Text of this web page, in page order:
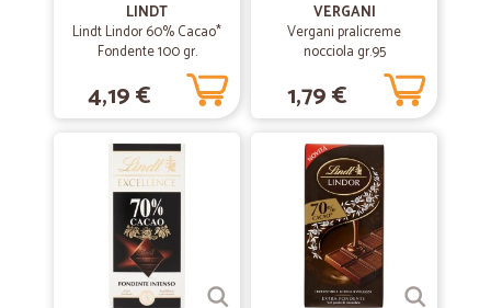
e poi non c è molta scelta per la kinder e questo dispiace molto però
un bel 4 stelle lo merita spero che metteranno cose in più tipo kinder
Ferrero c è poca scelta
prodotti da aspettative
prodotti da aspettative, spedizione veloce, grazie
LINDT
Lindt Lindor 60% Cacao*
Fondente 100 gr.
4,19 €
VERGANI
Vergani pralicreme
nocciola gr.95
1,79 €